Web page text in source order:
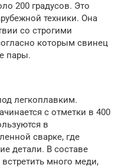
200 градусов. Это
техники. Она
со строгими
которым свинец
пары.
легкоплавким.
с отметки в 400
в
сварке, где
детали. В составе
много меди,